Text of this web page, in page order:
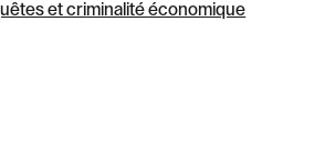
et criminalité économique